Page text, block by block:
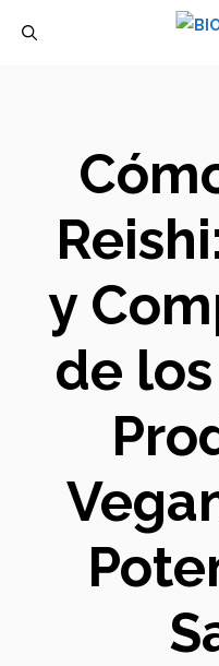
y
de